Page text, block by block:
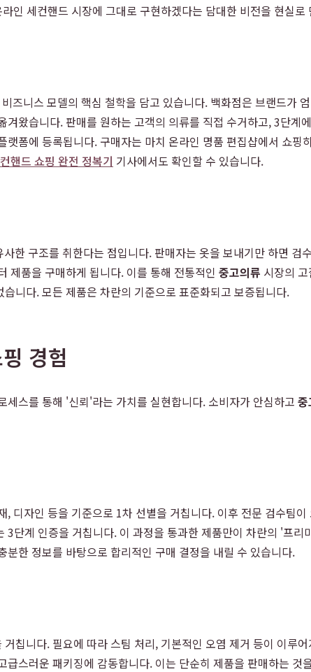
인 세컨핸드 시장에 그대로 구현하겠다는 담대한 비전을 현실로
즈니스 모델의 핵심 철학을 담고 있습니다. 백화점은 브랜드가
왔습니다. 판매를 원하는 고객의 의류를 직접 수거하고, 3단계
폼에 등록됩니다. 구매자는 마치 온라인 명품 편집샵에서 쇼핑
핸드 쇼핑 완전 정복기 기사에서도 확인할 수 있습니다.
한 구조를 취한다는 점입니다. 판매자는 옷을 보내기만 하면 검
제품을 구매하게 됩니다. 이를 통해 전통적인 중고의류 시장의
니다. 모든 제품은 차란의 기준으로 표준화되고 보증됩니다.
경험
스를 통해 '신뢰'라는 가치를 실현합니다. 소비자가 안심하고 중
디자인 등을 기준으로 1차 선별을 거칩니다. 이후 전문 검수팀
단계 인증을 거칩니다. 이 과정을 통과한 제품만이 차란의 '프
한 정보를 바탕으로 합리적인 구매 결정을 내릴 수 있습니다.
칩니다. 필요에 따라 스팀 처리, 기본적인 오염 제거 등이 이루
스러운 패키징에 감동합니다. 이는 단순히 제품을 판매하는 것